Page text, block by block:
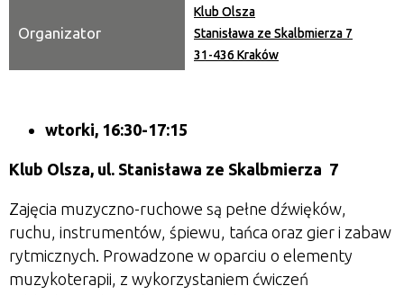
Organizator
Klub Olsza
Stanisława ze Skalbmierza 7
31-436 Kraków
wtorki, 16:30-17:15
Klub Olsza, ul. Stanisława ze Skalbmierza 7
Zajęcia muzyczno-ruchowe są pełne dźwięków,
ruchu, instrumentów, śpiewu, tańca oraz gier i zabaw
rytmicznych. Prowadzone w oparciu o elementy
muzykoterapii, z wykorzystaniem ćwiczeń